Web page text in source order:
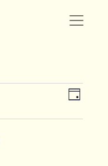
Views
Day